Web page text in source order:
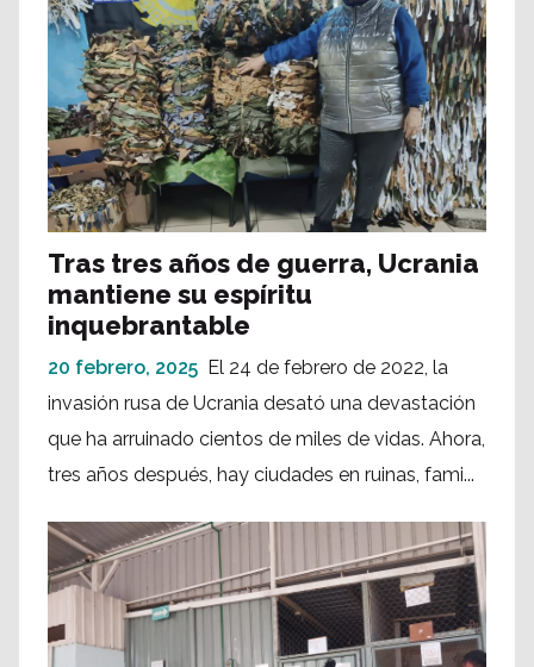
Tras tres años de guerra, Ucrania
mantiene su espíritu
inquebrantable
20 febrero, 2025 El 24 de febrero de 2022, la
invasión rusa de Ucrania desató una devastación
que ha arruinado cientos de miles de vidas. Ahora,
tres años después, hay ciudades en ruinas, fami...